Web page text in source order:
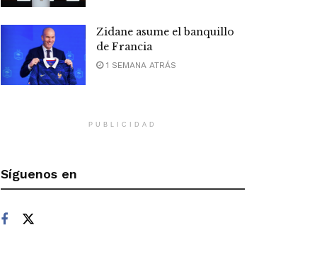
Zidane asume el banquillo
de Francia
1 SEMANA ATRÁS
PUBLICIDAD
Síguenos en